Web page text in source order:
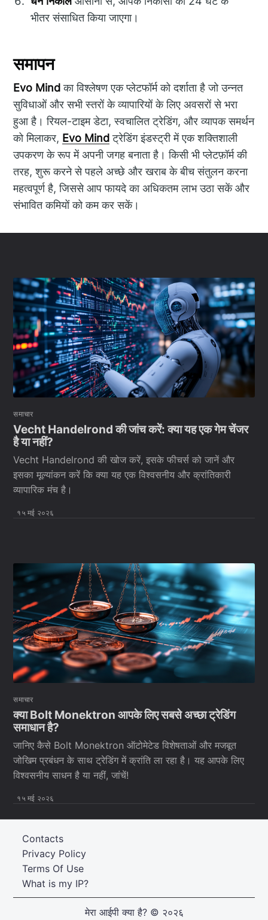
भीतर संसाधित किया जाएगा।
समापन
Evo Mind का विश्लेषण एक प्लेटफॉर्म को दर्शाता है जो उन्नत
सुविधाओं और सभी स्तरों के व्यापारियों के लिए अवसरों से भरा
हुआ है। रियल-टाइम डेटा, स्वचालित ट्रेडिंग, और व्यापक समर्थन
को मिलाकर, Evo Mind ट्रेडिंग इंडस्ट्री में एक शक्तिशाली
उपकरण के रूप में अपनी जगह बनाता है। किसी भी प्लेटफ़ॉर्म की
तरह, शुरू करने से पहले अच्छे और खराब के बीच संतुलन करना
महत्वपूर्ण है, जिससे आप फायदे का अधिकतम लाभ उठा सकें और
संभावित कमियों को कम कर सकें।
समाचार
Vecht Handelrond की जांच करें: क्या यह एक गेम चेंजर
है या नहीं?
Vecht Handelrond की खोज करें, इसके फीचर्स को जानें और
इसका मूल्यांकन करें कि क्या यह एक विश्वसनीय और क्रांतिकारी
व्यापारिक मंच है।
१५ मई २०२६
समाचार
क्या Bolt Monektron आपके लिए सबसे अच्छा ट्रेडिंग
समाधान है?
जानिए कैसे Bolt Monektron ऑटोमेटेड विशेषताओं और मजबूत
जोखिम प्रबंधन के साथ ट्रेडिंग में क्रांति ला रहा है। यह आपके लिए
विश्वसनीय साधन है या नहीं, जांचें!
१५ मई २०२६
What is my IP?
Terms Of Use
Privacy Policy
Contacts
मेरा आईपी क्या है?© २०२६